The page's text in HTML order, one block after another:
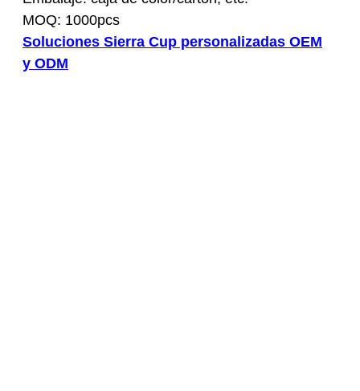
MOQ: 1000pcs
Soluciones Sierra Cup personalizadas OEM
y ODM